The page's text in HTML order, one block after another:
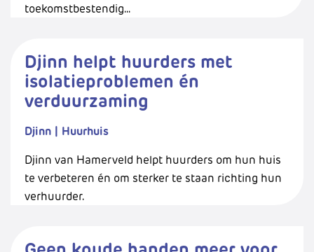
toekomstbestendig...
Djinn helpt huurders met
isolatieproblemen én
verduurzaming
Djinn | Huurhuis
Djinn van Hamerveld helpt huurders om hun huis
te verbeteren én om sterker te staan richting hun
verhuurder.